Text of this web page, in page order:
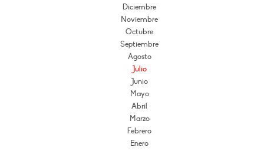
Diciembre
Noviembre
Octubre
Septiembre
Agosto
Julio
Junio
Mayo
Abril
Marzo
Febrero
Enero